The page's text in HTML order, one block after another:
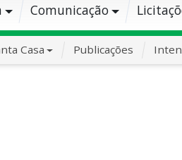
Comunicação
Casa Publicações